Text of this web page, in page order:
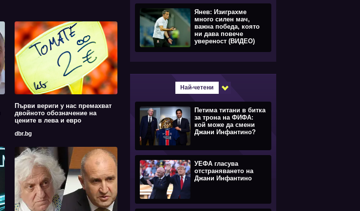
Първи вериги у нас премахват
двойното обозначение на
цените в лева и евро
dbr.bg
Янев: Изиграхме
много силен мач,
важна победа, която
ни дава повече
увереност (ВИДЕО)
Най-четени
Петима титани в битка
за трона на ФИФА:
кой може да смени
Джани Инфантино?
УЕФА гласува
отстраняването на
Джани Инфантино